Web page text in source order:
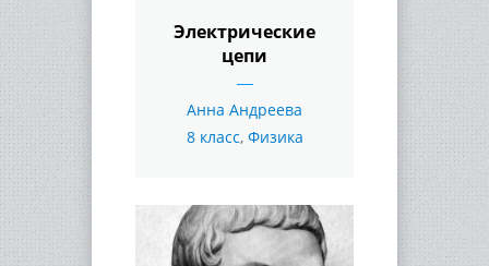
Электрические
цепи
Анна Андреева
8 класс, Физика